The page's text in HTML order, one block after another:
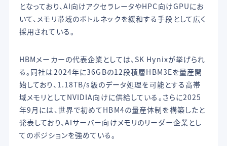
となっており、AI向けアクセラレータやHPC向けGPUにお
いて、メモリ帯域のボトルネックを緩和する手段として広く
採用されている。
HBMメーカーの代表企業としては、SK Hynixが挙げられ
る。同社は2024年に36GBの12段積層HBM3Eを量産開
始しており、1.18TB/s級のデータ処理を可能とする高帯
域メモリとしてNVIDIA向けに供給している。さらに2025
年9月には、世界で初めてHBM4の量産体制を構築したと
発表しており、AIサーバー向けメモリのリーダー企業とし
てのポジションを強めている。